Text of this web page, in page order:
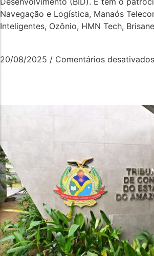
Navegação e Logística, Manaós
Inteligentes, Ozônio, HMN Tech,
20/08/2025 / Comentários desativados